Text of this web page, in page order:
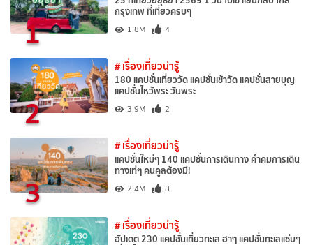
1 กรุงเทพ ที่เที่ยวครบๆ
1.8M 4
2
# เรื่องเที่ยวน่ารู้
180 แคปชั่นเที่ยววัด แคปชั่นเข้าวัด แคปชั่นสายบุญ
แคปชั่นไหว้พระ วันพระ
3.9M 2
3
# เรื่องเที่ยวน่ารู้
แคปชั่นใหม่ๆ 140 แคปชั่นการเดินทาง คำคมการเดิน
ทางเท่ๆ คนคูลต้องมี!
2.4M 8
# เรื่องเที่ยวน่ารู้
อัปเดต 230 แคปชั่นเที่ยวทะเล ฮาๆ แคปชั่นทะเลแซ่บๆ